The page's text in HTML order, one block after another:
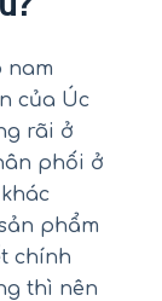
nam
của Úc
rãi ở
phối ở
phẩm
chính
thì nên